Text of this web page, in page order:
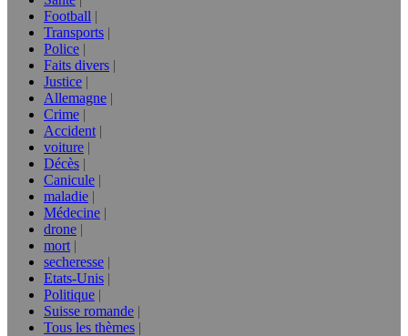
Football
Transports
Police
Faits divers
Justice
Allemagne
Crime
Accident
voiture
Décès
Canicule
maladie
Médecine
drone
mort
secheresse
Etats-Unis
Politique
Suisse romande
Tous les thèmes